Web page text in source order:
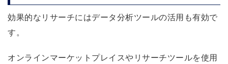
効果的なリサーチにはデータ分析ツールの活用も有効で
す。
オンラインマーケットプレイスやリサーチツールを使用